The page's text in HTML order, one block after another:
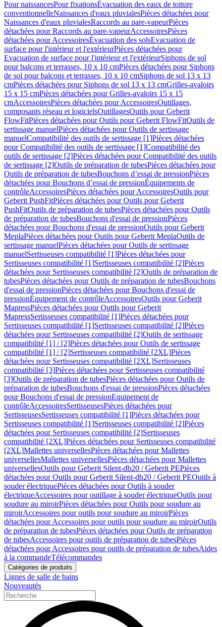
Pour naissancesPour fixationsÉvacuation des eaux de toiture
conventionnelleNaissances d'eaux pluvialesPièces détachées pour
Naissances d'eaux pluvialesRaccords au pare-vapeurPièces
détachées pour Raccords au pare-vapeurAccessoiresPièces
détachées pour AccessoiresÉvacuation des solsEvacuation de
surface pour l'intérieur et l'extérieurPièces détachées pour
Evacuation de surface pour l'intérieur et l'extérieurSiphons de sol
pour balcons et terrasses, 10 x 10 cmPièces détachées pour Siphons
de sol pour balcons et terrasses, 10 x 10 cmSiphons de sol 13 x 13
cmPièces détachées pour Siphons de sol 13 x 13 cmGrilles-avaloirs
15 x 15 cmPièces détachées pour Grilles-avaloirs 15 x 15
cmAccessoiresPièces détachées pour AccessoiresOutillages,
composants réseau et logicielsOutillagesOutils pour Geberit
FlowFitPièces détachées pour Outils pour Geberit FlowFitOutils de
sertissage manuelPièces détachées pour Outils de sertissage
manuelCompatibilité des outils de sertissage [1]Pièces détachées
pour Compatibilité des outils de sertissage [1]Compatibilité des
outils de sertissage [2]Pièces détachées pour Compatibilité des outils
de sertissage [2]Outils de préparation de tubesPièces détachées pour
Outils de préparation de tubesBouchons d’essai de pressionPièces
détachées pour Bouchons d’essai de pressionÉquipements de
contrôleAccessoiresPièces détachées pour AccessoiresOutils pour
Geberit PushFitPièces détachées pour Outils pour Geberit
PushFitOutils de préparation de tubesPièces détachées pour Outils
de préparation de tubesBouchons d'essai de pressionPièces
détachées pour Bouchons d'essai de pressionOutils pour Geberit
MeplaPièces détachées pour Outils pour Geberit MeplaOutils de
sertissage manuelPièces détachées pour Outils de sertissage
manuelSertisseuses compatibilité [1]Pièces détachées pour
Sertisseuses compatibilité [1]Sertisseuses compatibilité [2]Pièces
détachées pour Sertisseuses compatibilité [2]Outils de préparation de
tubesPièces détachées pour Outils de préparation de tubesBouchons
d'essai de pressionPièces détachées pour Bouchons d'essai de
pressionÉquipement de contrôleAccessoiresOutils pour Geberit
MapressPièces détachées pour Outils pour Geberit
MapressSertisseuses compatibilité [1]Pièces détachées pour
Sertisseuses compatibilité [1]Sertisseuses compatibilité [2]Pièces
détachées pour Sertisseuses compatibilité [2]Outils de sertissage
compatibilité [1] / [2]Pièces détachées pour Outils de sertissage
compatibilité [1] / [2]Sertisseuses compatibilité [2XL]Pièces
détachées pour Sertisseuses compatibilité [2XL]Sertisseuses
compatibilité [3]Pièces détachées pour Sertisseuses compatibilité
[3]Outils de préparation de tubesPièces détachées pour Outils de
préparation de tubesBouchons d'essai de pressionPièces détachées
pour Bouchons d'essai de pressionEquipement de
contrôleAccessoiresSertisseusesPièces détachées pour
SertisseusesSertisseuses compatibilité [1]Pièces détachées pour
Sertisseuses compatibilité [1]Sertisseuses compatibilité [2]Pièces
détachées pour Sertisseuses compatibilité [2]Sertisseuses
compatibilité [2XL]Pièces détachées pour Sertisseuses compatibilité
[2XL]Mallettes universellesPièces détachées pour Mallettes
universellesMallettes universellesPièces détachées pour Mallettes
universellesOutils pour Geberit Silent-db20 / Geberit PEPièces
détachées pour Outils pour Geberit Silent-db20 / Geberit PEOutils à
souder électriquePièces détachées pour Outils à souder
électriqueAccessoires pour outillage à souder électriqueOutils pour
soudure au miroirPièces détachées pour Outils pour soudure au
miroirAccessoires pour outils pour soudure au miroirPièces
détachées pour Accessoires pour outils pour soudure au miroirOutils
de préparation de tubesPièces détachées pour Outils de préparation
de tubesAccessoires pour outils de préparation de tubesPièces
détachées pour Accessoires pour outils de préparation de tubesAides
à la commandeTélécommandes
Catégories de produits
Lignes de salle de bains
Nouveautés